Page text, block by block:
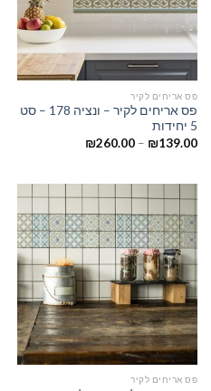
פס אריחים לקיר
פס אריחים לקיר – ונציה 178 – סט
5 יחידות
₪139.00
–
₪260.00
פס אריחים לקיר